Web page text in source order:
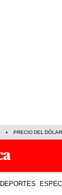
PRECIO DEL DÓLAR
DEPORTES